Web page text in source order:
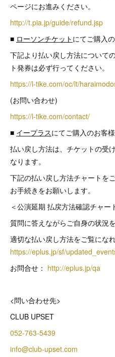
ページにお進みください。
http://t.pia.jp/guide/refund.jsp
■ ローソンチケット にてご購入
下記より払い戻し方法について
ト発券は必ず行ってください。
https://l-tike.com/oc/lt/
(お問い合わせ)
https://l-tike.com/contact/
■ イープラスにてご購入のお客様
払い戻し方法は、チケットの受
なります。
下記の払い戻し方法チャートを
お手続きをお願いします。
＜公演延期 払戻方法確認チャー
質問に答えながらご自身の状況
適切な払い戻し方法をご覧になれ
https://eplus.jp/sf/
お問合せ： http://eplus.jp/qa
<問い合わせ先>
CLUB UPSET
052-763-5439
info@club-upset.com